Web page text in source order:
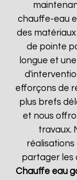
chauffe-eau
des
de pointe
longue et
efforçons de
plus brefs
et nous
travaux.
réalisations
partager les
Chauffe eau